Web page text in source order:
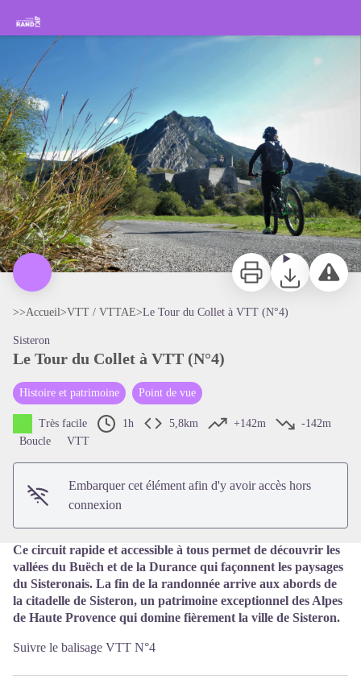
Rando Sisteron Buëch Baronnies Provençales
Voir l'image en plein écran
ImprimerTéléchargerSignaler
>>Accueil>VTT / VTTAE>Le Tour du Collet à VTT (N°4)
Sisteron
Le Tour du Collet à VTT (N°4)
Histoire et patrimoine Point de vue
Très facile 1h 5,8km +142m
-142m
Boucle
VTT
Embarquer cet élément afin d'y avoir accès hors
connexion
Ce circuit rapide et accessible à tous permet de découvrir les
vallées du Buëch et de la Durance qui façonnent les paysages
du Sisteronais. La fin de la randonnée arrive aux abords de
la citadelle de Sisteron, un patrimoine exceptionnel des Alpes
de Haute Provence qui domine fièrement la ville de Sisteron.
Suivre le balisage VTT N°4